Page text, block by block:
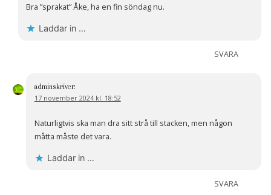
Bra ”sprakat” Åke, ha en fin söndag nu.
Laddar in …
SVARA
adminskriver:
17 november 2024 kl. 18:52
Naturligtvis ska man dra sitt strå till stacken, men någon
måtta måste det vara.
Laddar in …
SVARA